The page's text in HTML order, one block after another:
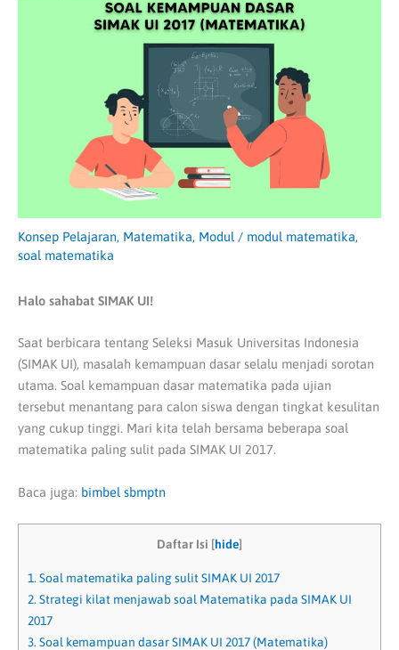
Konsep Pelajaran, Matematika, Modul / modul matematika,
soal matematika
Halo sahabat SIMAK UI!
Saat berbicara tentang Seleksi Masuk Universitas Indonesia
(SIMAK UI), masalah kemampuan dasar selalu menjadi sorotan
utama. Soal kemampuan dasar matematika pada ujian
tersebut menantang para calon siswa dengan tingkat kesulitan
yang cukup tinggi. Mari kita telah bersama beberapa soal
matematika paling sulit pada SIMAK UI 2017.
Baca juga: bimbel sbmptn
Daftar Isi [hide]
1. Soal matematika paling sulit SIMAK UI 2017
2. Strategi kilat menjawab soal Matematika pada SIMAK UI
2017
3. Soal kemampuan dasar SIMAK UI 2017 (Matematika)